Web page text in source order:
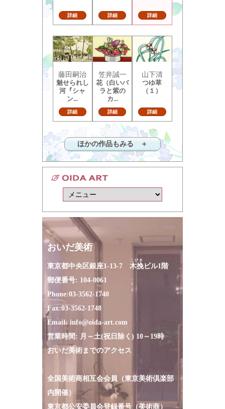
詳細 詳細 詳細
藤田嗣治
魅せられし
河『シャ
ン...
詳細
笠井誠一
花（白いバ
ラと紫の
カ...
詳細
山下清
つゆ草
（１）
詳細
ほかの作品もみる ＋
おいだ美術
東京都中央区銀座1-13-7 木挽
こびき
ビル1階
郵便番号: 104-0061
Phone:03-3562-1740
Fax:03-3562-1748
Email:info@oida-art.com
営業時間: 月～土(祝日除く) 10～19時
おいだ美術までのアクセス
全国美術商相互会会員（東京美術倶楽部
内開催）
東京都公安委員会登録番号（美術商）